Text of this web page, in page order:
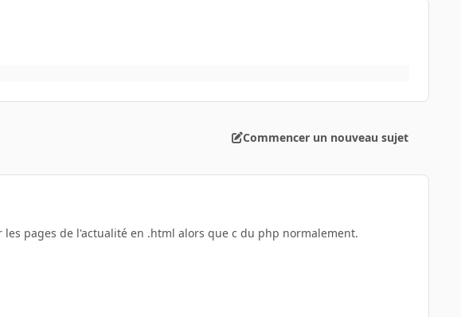
Commencer un nouveau sujet
pages de l'actualité en .html alors que c du php normalement.